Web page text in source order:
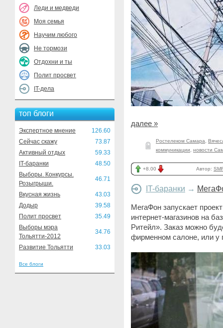
Леди и медведи
Моя семья
Научим любого
Не тормози
Отдохни и ты
Полит просвет
IT-дела
топ блоги
Экспертное мнение
126.60
Сейчас скажу
73.87
Активный отдых
59.33
IT-баранки
48.50
Выборы. Конкурсы.
Розыгрыши.
46.71
Вкусная жизнь
43.03
Додыр
39.58
Полит просвет
35.49
Выборы мэра
Тольятти-2012
34.76
Развитие Тольятти 33.03
Все блоги
далее »
Ростелеком Самара
коммуникации
новости
+8.00 Автор:
IT-баранки →
МегаФон запускает
интернет-магазинов на
Ритейл». Заказ можно
фирменном салоне, или у